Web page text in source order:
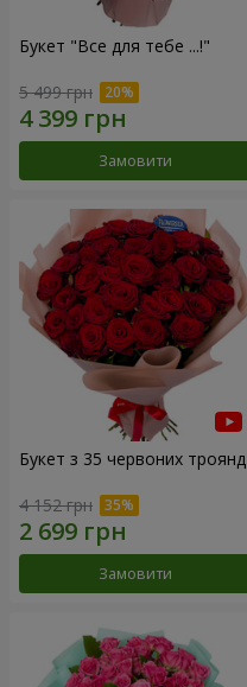
Букет "Все для тебе ...!"
5 499 грн
Замовити
Букет з 35 червоних троянд
4 152 грн
Замовити